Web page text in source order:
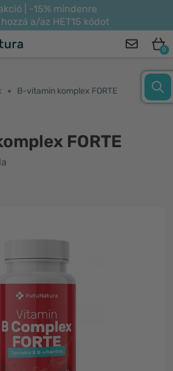
| -15% mindenre
a/az HET15 kódot
0
B-vitamin komplex FORTE
FORTE